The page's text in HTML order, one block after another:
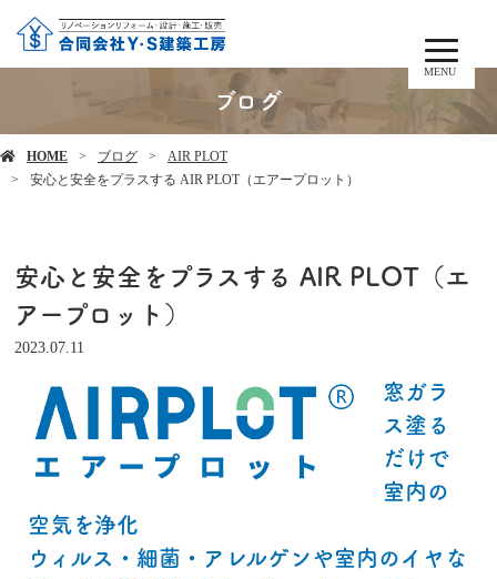
MENU
ブログ
HOME ブログ
AIR PLOT
安心と安全をプラスする AIR PLOT（エアープロット）
安心と安全をプラスする AIR PLOT（エ
アープロット）
2023.07.11
窓ガラ
ス塗る
だけで
室内の
空気を浄化
ウィルス・細菌・アレルゲンや室内のイヤな